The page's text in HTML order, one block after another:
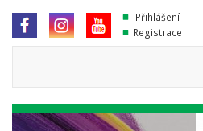
Přihlášení
Registrace